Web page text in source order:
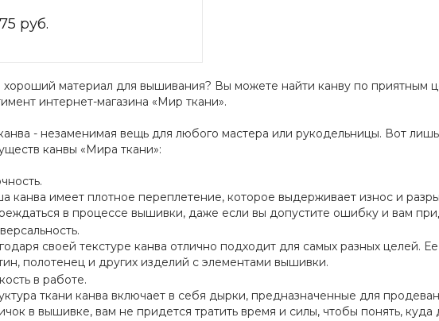
руб.
материал для вышивания? Вы можете найти канву по приятным
интернет-магазина «Мир ткани».
- незаменимая вещь для любого мастера или рукодельницы. Вот
канвы «Мира ткани»:
канва имеет плотное переплетение, которое выдерживает износ и
в процессе вышивки, даже если вы допустите ошибку и вам
своей текстуре канва отлично подходит для самых разных целей.
полотенец и других изделий с элементами вышивки.
в работе.
ткани канва включает в себя дырки, предназначенные для
в вышивке, вам не придется тратить время и силы, чтобы понять, куда